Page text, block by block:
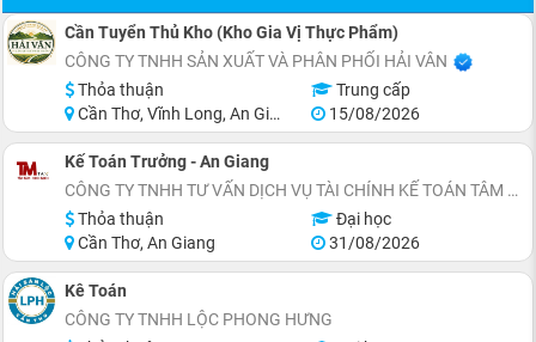
Cần Tuyển Thủ Kho (Kho Gia Vị Thực Phẩm)
CÔNG TY TNHH SẢN XUẤT VÀ PHÂN PHỐI HẢI VÂN
Thỏa thuận
Trung cấp
Cần Thơ, Vĩnh Long, An Giang, Kiên Giang, Đồng Tháp, Hậu Giang
15/08/2026
Kế Toán Trưởng - An Giang
CÔNG TY TNHH TƯ VẤN DỊCH VỤ TÀI CHÍNH KẾ TOÁN TÂM MINH
Thỏa thuận
Đại học
Cần Thơ, An Giang
31/08/2026
Kê Toán
CÔNG TY TNHH LỘC PHONG HƯNG